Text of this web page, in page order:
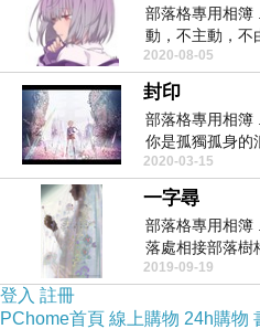
部落格專用相簿
動，不主動，不
2020-08-05
封印
部落格專用相簿
你是孤獨孤身的
2020-03-15
一字尋
部落格專用相簿
落處相接部落樹
唸著你的生...
2019-09-19
登入 註冊
PChome首頁 線上購物 24h購物